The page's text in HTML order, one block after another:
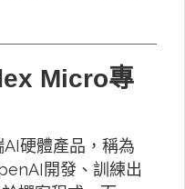
Micro專
硬體產品，稱為
開發、訓練出